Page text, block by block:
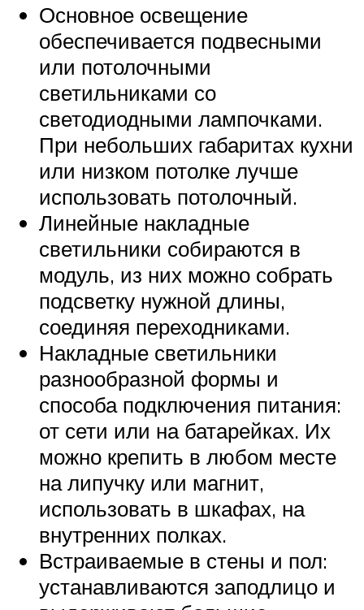
Основное освещение
обеспечивается подвесными
или потолочными
светильниками со
светодиодными лампочками.
При небольших габаритах кухни
или низком потолке лучше
использовать потолочный.
Линейные накладные
светильники собираются в
модуль, из них можно собрать
подсветку нужной длины,
соединяя переходниками.
Накладные светильники
разнообразной формы и
способа подключения питания:
от сети или на батарейках. Их
можно крепить в любом месте
на липучку или магнит,
использовать в шкафах, на
внутренних полках.
Встраиваемые в стены и пол:
устанавливаются заподлицо и